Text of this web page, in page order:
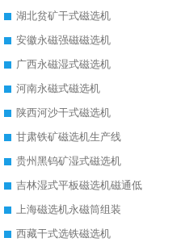
湖北贫矿干式磁选机
安徽永磁强磁磁选机
广西永磁湿式磁选机
河南永磁式磁选机
陕西河沙干式磁选机
甘肃铁矿磁选机生产线
贵州黑钨矿湿式磁选机
吉林湿式平板磁选机磁通低
上海磁选机永磁筒组装
西藏干式选铁磁选机